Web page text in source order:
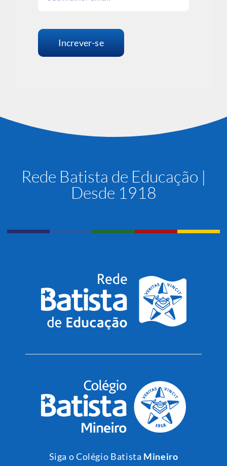
Increver-se
Rede Batista de Educação |
Desde 1918
Siga o Colégio Batista Mineiro